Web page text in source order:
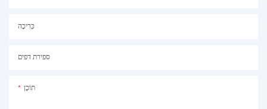
כְּרִיכָה
ספירת דפים
תוֹכֶן